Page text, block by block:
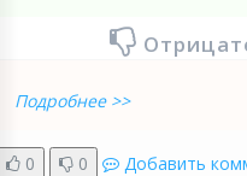
Подробнее >>
0 0 Добавить